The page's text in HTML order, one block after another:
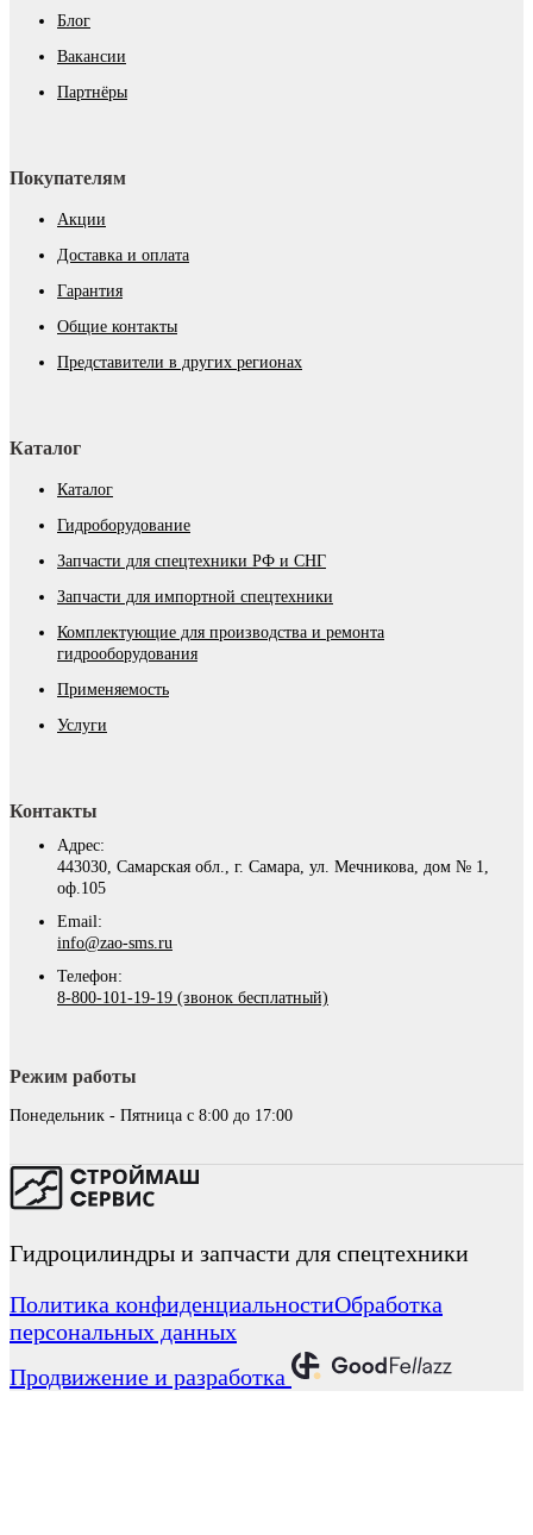
Блог
Вакансии
Партнёры
Покупателям
Акции
Доставка и оплата
Гарантия
Общие контакты
Представители в других регионах
Каталог
Каталог
Гидроборудование
Запчасти для спецтехники РФ и СНГ
Запчасти для импортной спецтехники
Комплектующие для производства и ремонта
гидрооборудования
Применяемость
Услуги
Контакты
Адрес:
443030, Самарская обл., г. Самара, ул. Мечникова, дом № 1,
оф.105
Email:
info@zao-sms.ru
Телефон:
8-800-101-19-19 (звонок бесплатный)
Режим работы
Понедельник - Пятница с 8:00 до 17:00
Гидроцилиндры и запчасти для спецтехники
Политика конфиденциальностиОбработка
персональных данных
Продвижение и разработка